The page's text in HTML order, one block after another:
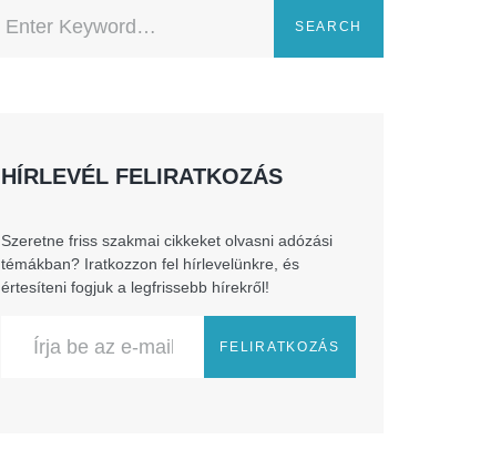
SEARCH
HÍRLEVÉL FELIRATKOZÁS
Szeretne friss szakmai cikkeket olvasni adózási
témákban? Iratkozzon fel hírlevelünkre, és
értesíteni fogjuk a legfrissebb hírekről!
FELIRATKOZÁS